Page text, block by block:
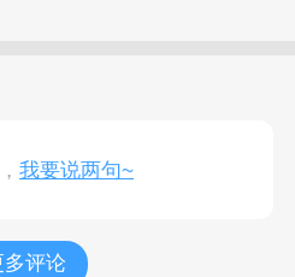
我要说两句~
多评论